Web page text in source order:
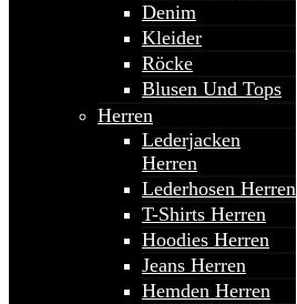
Denim
Kleider
Röcke
Blusen Und Tops
Herren
Lederjacken
Herren
Lederhosen Herren
T-Shirts Herren
Hoodies Herren
Jeans Herren
Hemden Herren